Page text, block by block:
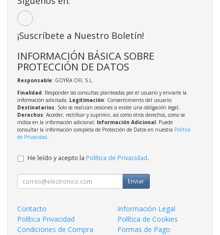
¡Suscríbete a Nuestro Boletín!
INFORMACIÓN BÁSICA SOBRE
PROTECCIÓN DE DATOS
Responsable: GOYRA OFI, S.L.
Finalidad: Responder las consultas planteadas por el usuario y enviarle la
información solicitada; Legitimación: Consentimiento del usuario;
Destinatarios: Solo se realizan cesiones si existe una obligación legal;
Derechos: Acceder, rectificar y suprimir, así como otros derechos, como se
indica en la información adicional; Información Adicional: Puede
consultar la información completa de Protección de Datos en nuestra Política
de Privacidad.
He leído y acepto la Política de Privacidad.
Enviar
Contacto
Información Legal
Política Privacidad
Política de Cookies
Condiciones de Compra
Formas de Pago